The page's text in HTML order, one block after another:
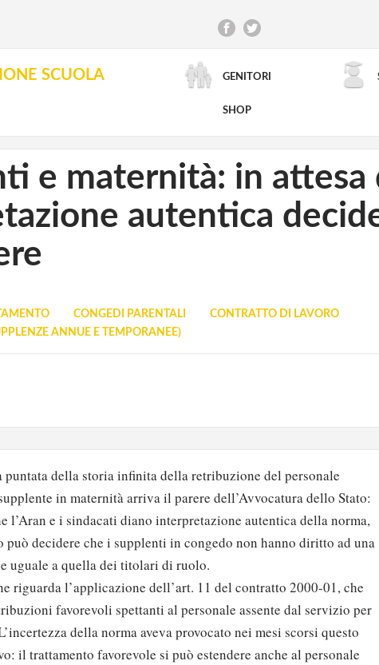
SCUOLA GENITORI
SHOP
RICERCA AVANZATA
e maternità: in attesa
autentica
CONGEDI PARENTALI
CONTRATTO DI LAVORO
ANNUE E TEMPORANEE)
puntata della storia infinita della retribuzione del personale
in maternità arriva il parere dell’Avvocatura dello Stato:
l’Aran e i sindacati diano interpretazione autentica della norma,
decidere che i supplenti in congedo non hanno diritto ad una
uguale a quella dei titolari di ruolo.
riguarda l’applicazione dell’art. 11 del contratto 2000-01, che
favorevoli spettanti al personale assente dal servizio per
della norma aveva provocato nei mesi scorsi questo
il trattamento favorevole si può estendere anche al personale